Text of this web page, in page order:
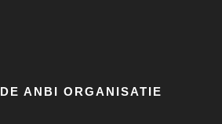
ANBI ORGANISATIE